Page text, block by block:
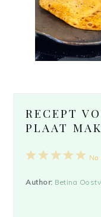
RECEPT
PLAAT
5
4
3
2
1
No
Author: Betina